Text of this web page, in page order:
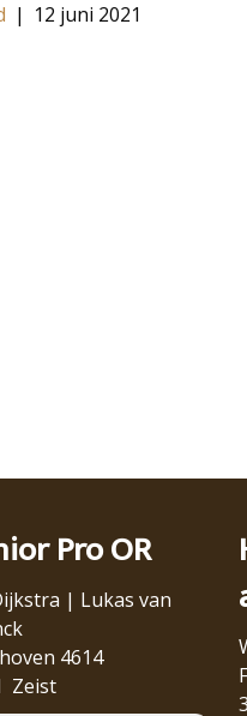
| 12 juni 2021
Pro OR
| Lukas van
4614
Zeist